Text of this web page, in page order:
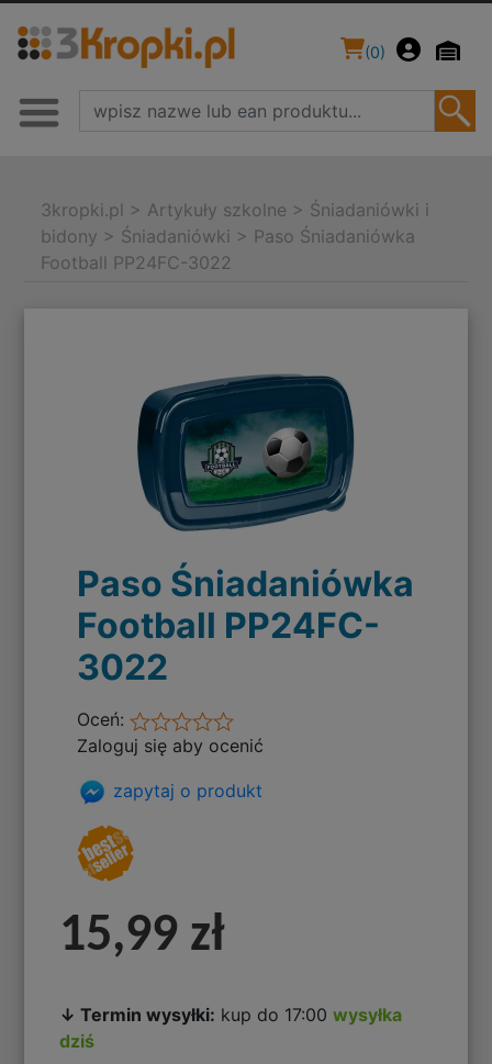
(0)
3kropki.pl > Artykuły szkolne > Śniadaniówki i
bidony > Śniadaniówki > Paso Śniadaniówka
Football PP24FC-3022
Paso Śniadaniówka
Football PP24FC-
3022
Oceń:
Zaloguj się aby ocenić
zapytaj o produkt
15,99 zł
↓ Termin wysyłki: kup do 17:00wysyłka
dziś